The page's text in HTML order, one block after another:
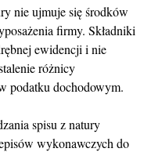
nie ujmuje się środków
firmy. Składniki
ewidencji i nie
różnicy
podatku dochodowym.
spisu z natury
wykonawczych do